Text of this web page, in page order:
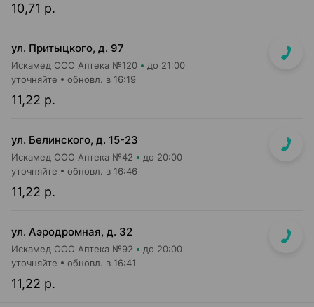
10,71 р.
ул. Притыцкого, д. 97
Искамед ООО Аптека №120 до 21:00
11,22 р.
уточняйте обновл. в 16:19
ул. Белинского, д. 15-23
Искамед ООО Аптека №42 до 20:00
11,22 р.
уточняйте обновл. в 16:46
ул. Аэродромная, д. 32
Искамед ООО Аптека №92 до 20:00
11,22 р.
уточняйте обновл. в 16:41